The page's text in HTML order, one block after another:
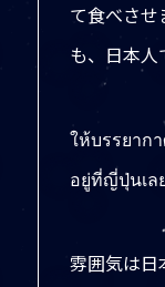
て食べさせ
も、日本人
ให้บรรยาก
อยู่ที่ญี่ปุ่นเล
雰囲気は日